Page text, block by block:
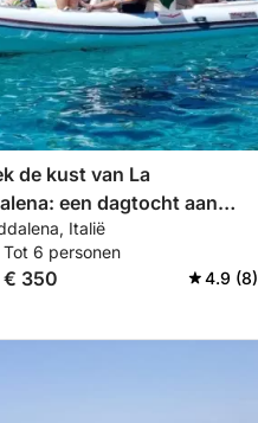
de kust van La
een dagtocht aan
een bijboot.
Italië
Tot 6 personen
350 4.9 (8)